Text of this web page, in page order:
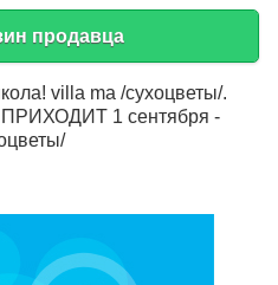
продавца
villa ma /сухоцветы/.
1 сентября -